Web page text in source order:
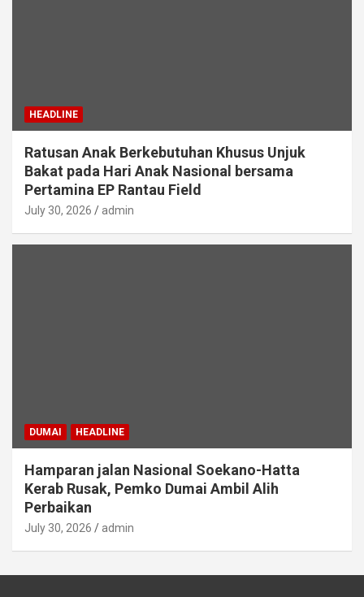
HEADLINE
Ratusan Anak Berkebutuhan Khusus Unjuk
Bakat pada Hari Anak Nasional bersama
Pertamina EP Rantau Field
July 30, 2026 admin
DUMAI HEADLINE
Hamparan jalan Nasional Soekano-Hatta
Kerab Rusak, Pemko Dumai Ambil Alih
Perbaikan
July 30, 2026 admin